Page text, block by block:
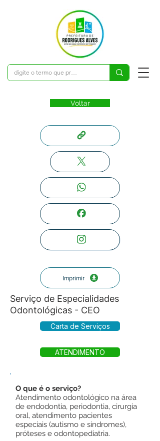
Voltar
Imprimir
Serviço de Especialidades
Odontológicas - CEO
Carta de Serviços
ATENDIMENTO
O que é o serviço?
Atendimento odontológico na área
de endodontia, periodontia, cirurgia
oral, atendimento pacientes
especiais (autismo e síndromes),
próteses e odontopediatria.